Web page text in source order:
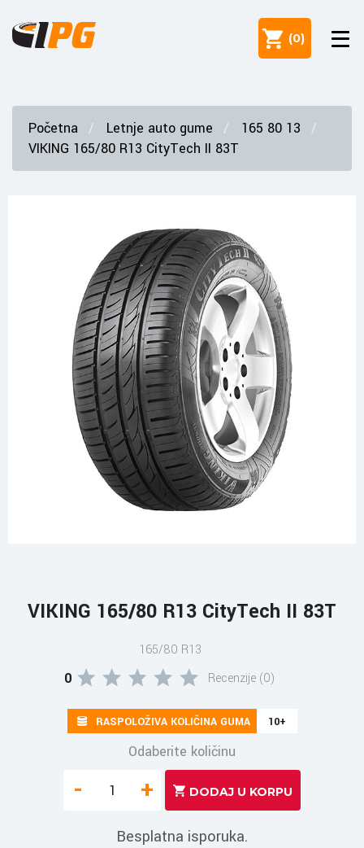
(0)
Početna Letnje auto gume
165 80 13
VIKING 165/80 R13 CityTech II 83T
VIKING 165/80 R13 CityTech II 83T
165/80 R13
0 Recenzije (0)
RASPOLOŽIVA KOLIČINA GUMA 10+
Odaberite količinu
- +
Besplatna isporuka.